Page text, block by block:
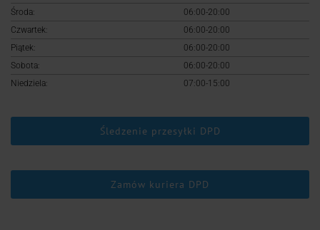
Środa:
06:00-20:00
Czwartek:
06:00-20:00
Piątek:
06:00-20:00
Sobota:
06:00-20:00
Niedziela:
07:00-15:00
Śledzenie przesyłki DPD
Zamów kuriera DPD